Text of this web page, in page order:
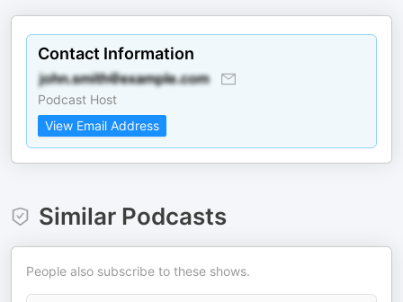
Contact Information
Podcast Host
View Email Address
Similar Podcasts
People also subscribe to these shows.